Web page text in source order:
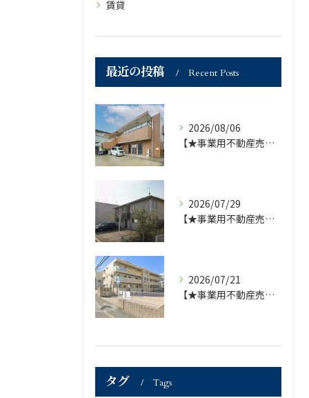
賃貸
最近の投稿 Recent Posts
2026/08/06
【★事業用不動産売買仲介専門部署より★】福岡市の不動産｜株式会社ランドマーク●1棟収益物件・価格が下がりました！！●
2026/07/29
【★事業用不動産売買仲介専門部署より★】福岡市の不動産｜株式会社ランドマーク ●収益物件 「D-roomアネシス」価格改定のお知らせ●
2026/07/21
【★事業用不動産売買仲介専門部署より★】福岡市の不動産｜株式会社ランドマーク ●収益物件「D-room笹丘」●
タグ Tags